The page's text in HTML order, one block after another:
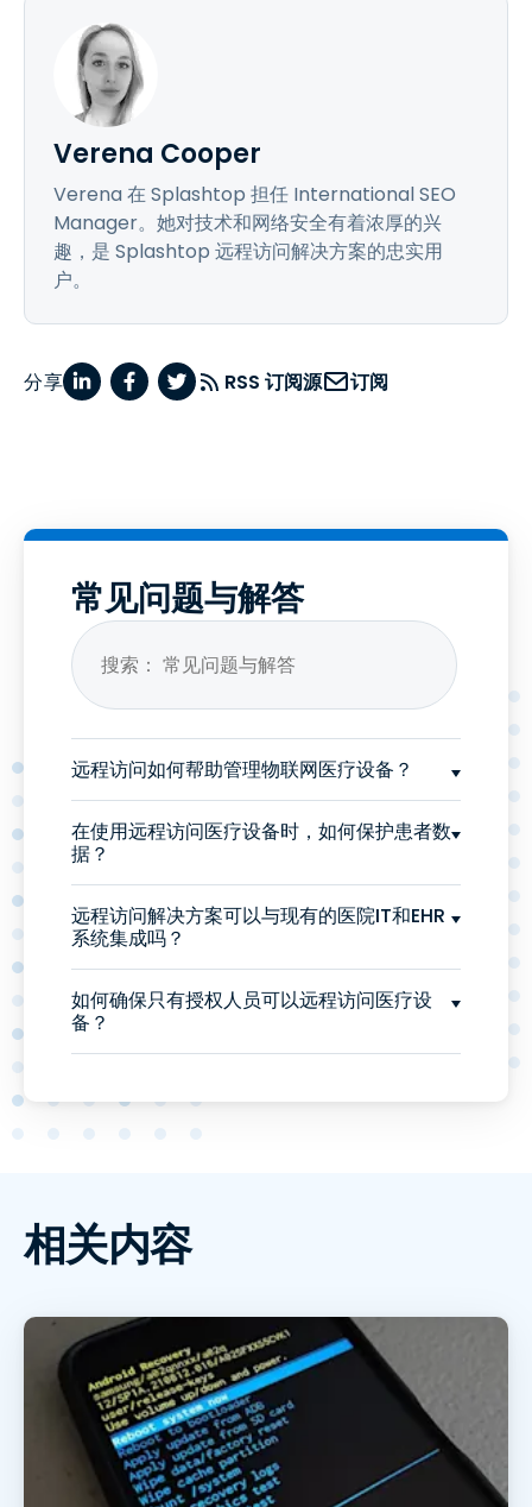
Verena Cooper
Verena 在 Splashtop 担任 International SEO
Manager。她对技术和网络安全有着浓厚的兴
趣，是 Splashtop 远程访问解决方案的忠实用
户。
分享 RSS 订阅源 订阅
常见问题与解答
远程访问如何帮助管理物联网医疗设备？
在使用远程访问医疗设备时，如何保护患者数
据？
远程访问解决方案可以与现有的医院IT和EHR
系统集成吗？
如何确保只有授权人员可以远程访问医疗设
备？
相关内容